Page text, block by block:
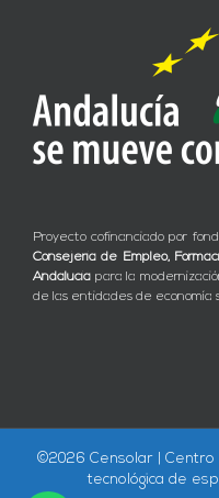
Proyecto cofinanciado por
Consejería de Empleo,
Andalucía para la
de las entidades de economía
©2026 Censolar | Centro
tecnológica de